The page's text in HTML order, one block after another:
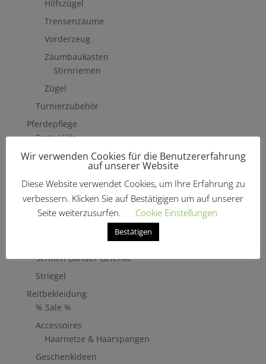
Hilfszügel
Trensenzäume
Vorderzeug
Zaumbaukasten
Stirnriemen
Zügel
Turnierzubehör
Pferdepflege
Erste Hilfe
Fliegenschutzmittel
Pferdewäsche
Putzzeug & Zubehör
Bürsten & Kardätschen
Sehnen Bänder Gelenke
Striegel
Reitbekleidung
% Sale %
Accessoires
Haarnetze & Haarspangen
Geschenkideen
Wir verwenden Cookies für die Benutzererfahrung
auf unserer Website
Diese Website verwendet Cookies, um Ihre Erfahrung zu
verbessern. Klicken Sie auf Bestätigigen um auf unserer
Seite weiterzusurfen.
Cookie Einstellungen
Bestätigen